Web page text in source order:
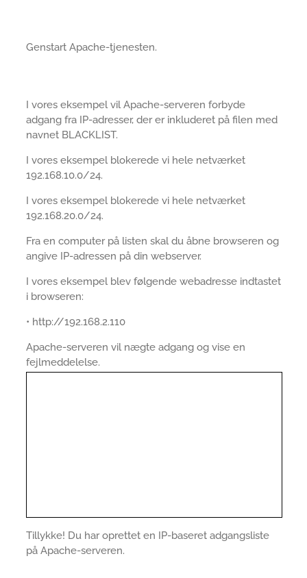
Genstart Apache-tjenesten.
I vores eksempel vil Apache-serveren forbyde
adgang fra IP-adresser, der er inkluderet på filen med
navnet BLACKLIST.
I vores eksempel blokerede vi hele netværket
192.168.10.0/24.
I vores eksempel blokerede vi hele netværket
192.168.20.0/24.
Fra en computer på listen skal du åbne browseren og
angive IP-adressen på din webserver.
I vores eksempel blev følgende webadresse indtastet
i browseren:
• http://192.168.2.110
Apache-serveren vil nægte adgang og vise en
fejlmeddelelse.
Tillykke! Du har oprettet en IP-baseret adgangsliste
på Apache-serveren.